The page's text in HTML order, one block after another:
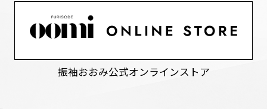
振袖おおみ公式オンラインストア